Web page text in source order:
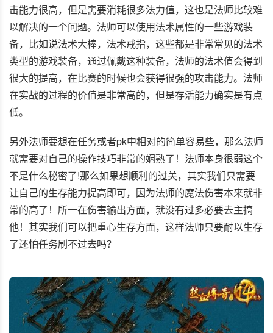
击能力很高，但是需要消耗很多法力值，这也是法师比较难
以解决的一个问题。法师可以使用法术属性的一些游戏装
备，比如说法术大棒，法术戒指，这些都是非常常见的法术
类型的游戏装备，通过佩戴这种装备，法师的法术值会得到
很大的提高，在比赛的时候也会获得很强的攻击能力。法师
在实战的过程的价值是非常高的，但是存活能力确实是有点
低。
另外法师要想在任务或者pk中相对的简单容易些，那么法师
就需要对自己的操作技巧非常的娴熟了！法师本身很弱这个
不是什么秘密了!那么如果想顺利的过关，其实我们只需要
让自己的生存能力提高即可，因为法师的魔法伤害本来就非
常的高了！所一在伤害输出方面，就没有过多必要去主搞
他！其实我们可以把重心生存方面，这样法师只要耐以生存
了还怕任务刷不过去吗？